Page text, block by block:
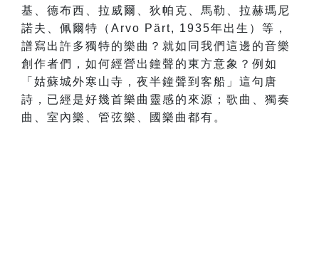
基、德布西、拉威爾、狄帕克、馬勒、拉赫瑪尼
諾夫、佩爾特（Arvo Pärt, 1935年出生）等，
譜寫出許多獨特的樂曲？就如同我們這邊的音樂
創作者們，如何經營出鐘聲的東方意象？例如
「姑蘇城外寒山寺，夜半鐘聲到客船」這句唐
詩，已經是好幾首樂曲靈感的來源；歌曲、獨奏
曲、室內樂、管弦樂、國樂曲都有。